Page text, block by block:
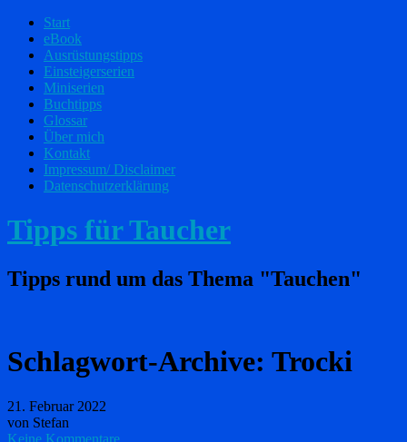
Start
eBook
Ausrüstungstipps
Einsteigerserien
Miniserien
Buchtipps
Glossar
Über mich
Kontakt
Impressum/ Disclaimer
Datenschutzerklärung
Tipps für Taucher
Tipps rund um das Thema "Tauchen"
Schlagwort-Archive: Trocki
21. Februar 2022
von Stefan
Keine Kommentare